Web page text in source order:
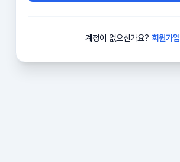
계정이 없으신가요? 회원가입